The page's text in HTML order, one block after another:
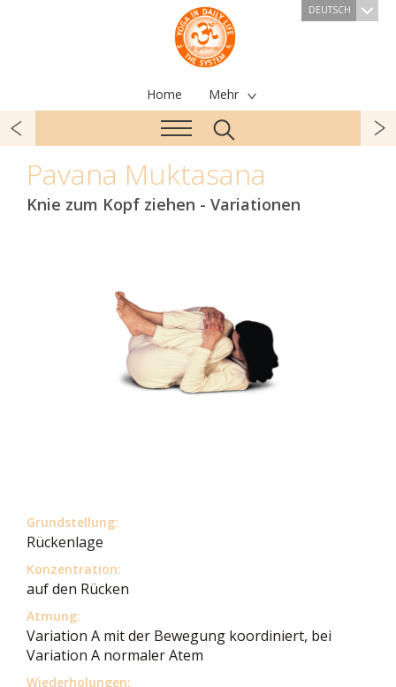
DEUTSCH
Home Mehr
Pavana Muktasana
Knie zum Kopf ziehen - Variationen
Grundstellung:
Rückenlage
Konzentration:
auf den Rücken
Atmung:
Variation A mit der Bewegung koordiniert, bei
Variation A normaler Atem
Wiederholungen: